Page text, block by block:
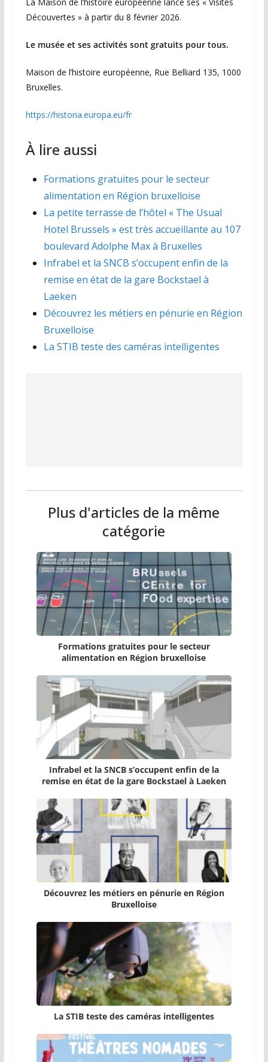
Découvertes » à partir du 8 février 2026.
Le musée et ses activités sont gratuits pour tous.
Maison de l’histoire européenne, Rue Belliard 135, 1000
Bruxelles.
https://historia.europa.eu/fr
À lire aussi
Formations gratuites pour le secteur
alimentation en Région bruxelloise
La petite terrasse de l’hôtel « The Usual
Hotel Brussels » est très accueillante au 107
boulevard Adolphe Max à Bruxelles
Infrabel et la SNCB s’occupent enfin de la
remise en état de la gare Bockstael à
Laeken
Découvrez les métiers en pénurie en Région
Bruxelloise
La STIB teste des caméras intelligentes
Plus d'articles de la même
catégorie
Formations gratuites pour le secteur
alimentation en Région bruxelloise
Infrabel et la SNCB s’occupent enfin de la
remise en état de la gare Bockstael à Laeken
Découvrez les métiers en pénurie en Région
Bruxelloise
La STIB teste des caméras intelligentes